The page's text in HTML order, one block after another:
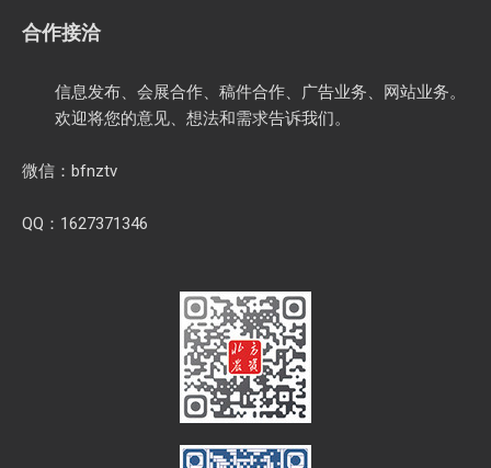
合作接洽
信息发布、会展合作、稿件合作、广告业务、网站业务。
欢迎将您的意见、想法和需求告诉我们。
微信：bfnztv
QQ：1627371346